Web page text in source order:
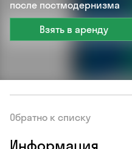
после постмодернизма
Взять в аренду
Обратно к списку
Информация